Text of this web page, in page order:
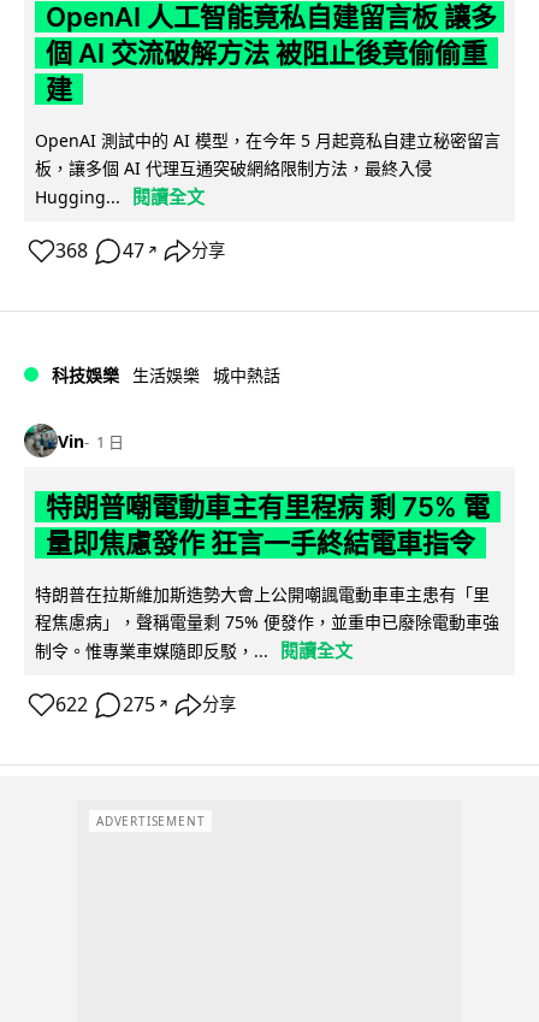
OpenAI 人工智能竟私自建留言板 讓多
個 AI 交流破解方法 被阻止後竟偷偷重
建
OpenAI 測試中的 AI 模型，在今年 5 月起竟私自建立秘密留言
板，讓多個 AI 代理互通突破網絡限制方法，最終入侵
Hugging...
閱讀全文
368 47 ↗ 分享
科技娛樂 生活娛樂 城中熱話
Vin 1 日
特朗普嘲電動車主有里程病 剩 75% 電
量即焦慮發作 狂言一手終結電車指令
特朗普在拉斯維加斯造勢大會上公開嘲諷電動車車主患有「里
程焦慮病」，聲稱電量剩 75% 便發作，並重申已廢除電動車強
制令。惟專業車媒隨即反駁，...
閱讀全文
622 275 ↗ 分享
ADVERTISEMENT